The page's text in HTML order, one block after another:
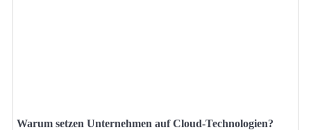
Warum setzen Unternehmen auf Cloud-Technologien?